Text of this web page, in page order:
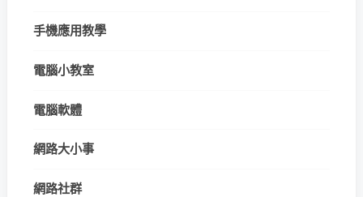
手機應用教學
電腦小教室
電腦軟體
網路大小事
網路社群